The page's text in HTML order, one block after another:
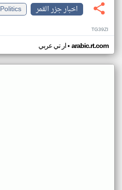
اخبار جزر القمر
Politics
TG39ZI
ار تي عربي• arabic.rt.com